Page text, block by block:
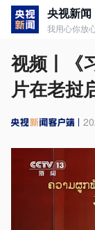
央视新闻
我用心你放
视频丨《
片在老挝